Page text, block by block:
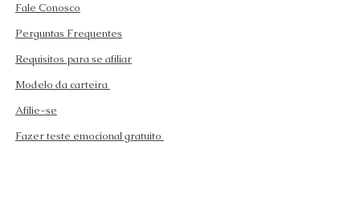
Fale Conosco
Perguntas Frequentes
Requisitos para se afiliar
Modelo da carteira
Afilie-se
Fazer teste emocional gratuito